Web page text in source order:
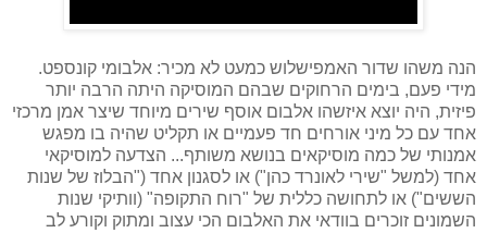
הנה משהו שדור האמפישלוש כמעט לא מכיר: אלבומי קונספט.
מידי פעם, בימים הרחוקים שבהם המוסיקה היתה הרבה יותר
פיזית, היה יוצא איזשהו אלבום אוסף שירים מיוחד שיצר אמן מרכזי
אחד עם כל מיני אורחים חד פעמיים או תקליט שהיה בו מפגש
אמנותי של כמה מוסיקאים בנושא משותף... הצדעה למוסיקאי
אחד (למשל "שירי לאונרד כהן") או לסגנון אחד ("הבלוז של שנות
הששים") או לתחושה כללית של "רוח התקופה" (וותיקי שנות
השמונים זוכרים בוודאי את האלבום הכי עצוב ומתוק וקורע לב